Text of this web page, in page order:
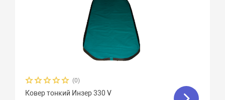
(0)
Ковер тонкий Инзер 330 V